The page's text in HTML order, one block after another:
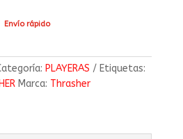
Envío rápido
PLAYERAS
Etiquetas:
Marca: Thrasher